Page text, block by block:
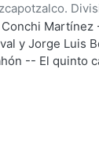
;Segovia,
;Backstrom,
; Maldonado
Martínez
y Jorge Luis
-- El quinto